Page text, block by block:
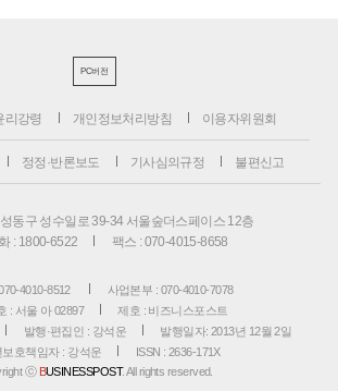
PC버전
리강령 개인정보처리방침 이용자위원회
정정·반론보도 기사심의규정 불편신고
동구 성수일로 39-34 서울숲더스페이스 12층
: 1800-6522
팩스 : 070-4015-8658
4010-8512
사업본부 : 070-4010-7078
: 서울 아 02897
제호 : 비즈니스포스트
발행·편집인 : 강석운
발행일자: 2013년 12월 2일
보호책임자 : 강석운
ISSN : 2636-171X
ⓒ BUSINESSPOST. All rights reserved.